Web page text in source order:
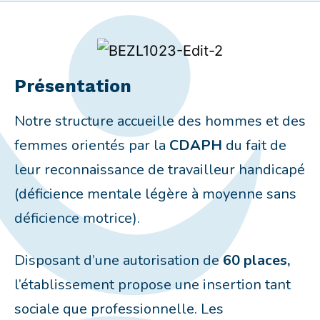
Présentation
Notre structure accueille des hommes et des
femmes orientés par la CDAPH du fait de
leur reconnaissance de travailleur handicapé
(déficience mentale légère à moyenne sans
déficience motrice).
Disposant d’une autorisation de60 places,
l’établissement propose une insertion tant
sociale que professionnelle. Les